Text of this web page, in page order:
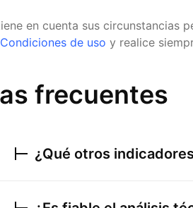
en cuenta sus circunstancias
Condiciones de uso y realice
frecuentes
¿Qué otros